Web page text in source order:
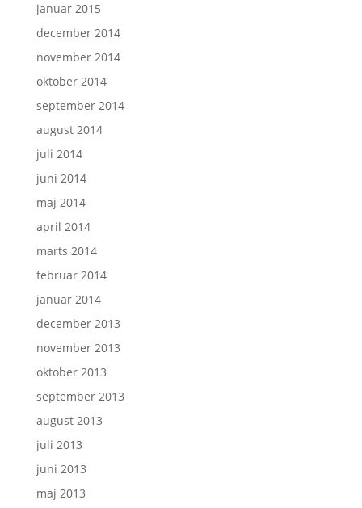
januar 2015
december 2014
november 2014
oktober 2014
september 2014
august 2014
juli 2014
juni 2014
maj 2014
april 2014
marts 2014
februar 2014
januar 2014
december 2013
november 2013
oktober 2013
september 2013
august 2013
juli 2013
juni 2013
maj 2013